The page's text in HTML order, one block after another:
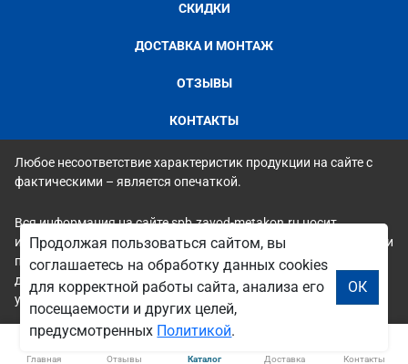
СКИДКИ
ДОСТАВКА И МОНТАЖ
ОТЗЫВЫ
КОНТАКТЫ
Любое несоответствие характеристик продукции на сайте с
фактическими – является опечаткой.
Вся информация на сайте spb.zavod-metakon.ru носит
исключительно ознакомительный и справочный характер и ни
при каких условиях не является публичной офертой. Всю
дополнительную информацию можно узнать по телефонам
указанным на сайте.
Главная Отзывы Каталог Доставка Контакты
Продолжая пользоваться сайтом, вы
соглашаетесь на обработку данных cookies
для корректной работы сайта, анализа его
посещаемости и других целей,
предусмотренных Политикой.
ОК